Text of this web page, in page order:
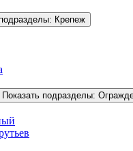
Крепеж
Показать подразделы: